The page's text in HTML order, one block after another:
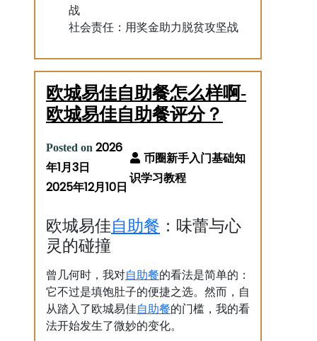
战
社会责任：用奖金助力脱贫攻坚战
欧城易佳自助餐怎么样啊-
欧城易佳自助餐评分？
Posted on 2026
年1月3日
2025年12月10日
欧城易佳自助餐 ：味蕾与心
灵的碰撞
曾几何时，我对自助餐的看法是简单的：
它不过是填饱肚子的便捷之选。然而，自
从踏入了欧城易佳自助餐的门槛，我的看
法开始发生了微妙的变化。